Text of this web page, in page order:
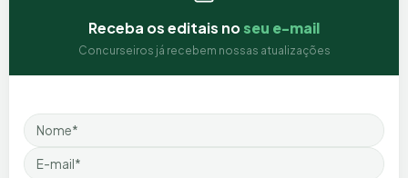
Receba os editais noseu e-mail
Concurseiros já recebem nossas atualizações
Nome
Email